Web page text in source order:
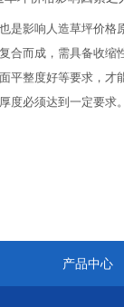
是影响人造草坪价
合而成，需具备收缩
平整度好等要求，才
度必须达到一定要求
产品中心